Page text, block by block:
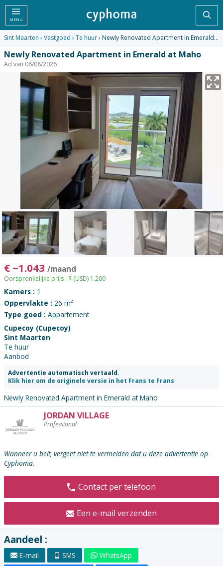
MENU
Sint Maarten › Vastgoed › Te huur› Newly Renovated Apartment in Emerald at Maho
Newly Renovated Apartment in Emerald at Maho
Ad van 06/08/2026
€ ~1.043 /maand
Oorspronkelijke prijs : $ (USD) 1.200
Kamers : 1
Oppervlakte : 26 m²
Type goed : Appartement
Cupecoy (Cupecoy)
Sint Maarten
Te huur
Aanbod
Advertentie automatisch vertaald.
Klik hier om de originele versie in het Frans te Frans
Newly Renovated Apartment in Emerald at Maho
adverteerder
contacteren
:
JORDAN VILLAGE
Professional
Wanneer u belt, vergeet niet te vermelden dat u deze advertentie op
Cyphoma.
Contact per telefoon
Een e-mail verzenden
Aandeel :
E-mail SMS
WhatsApp